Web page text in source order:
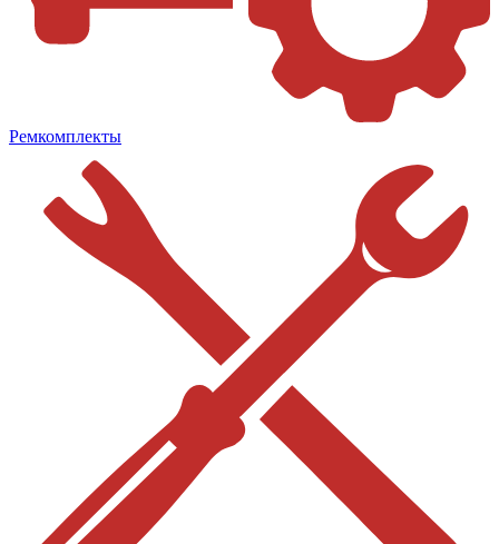
Ремкомплекты